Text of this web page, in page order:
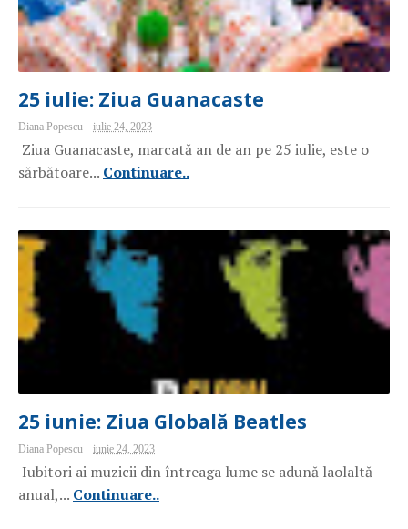
25 iulie: Ziua Guanacaste
Diana Popescu iulie 24, 2023
Ziua Guanacaste, marcată an de an pe 25 iulie, este o
sărbătoare... Continuare..
25 iunie: Ziua Globală Beatles
Diana Popescu iunie 24, 2023
Iubitori ai muzicii din întreaga lume se adună laolaltă
anual,... Continuare..